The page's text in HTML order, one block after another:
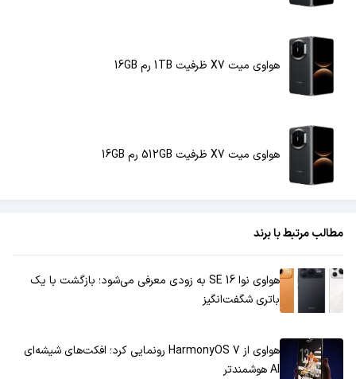
هواوی میت X7 ظرفیت 1TB رم 16GB
هواوی میت X7 ظرفیت 512GB رم 16GB
مطالب مرتبط با برند
هواوی نوا 16 SE به زودی معرفی می‌شود؛ بازگشت با یک
باتری شگفت‌انگیز
هواوی از HarmonyOS 7 رونمایی کرد؛ افکت‌های شیشه‌ای
AI هوشمندتر